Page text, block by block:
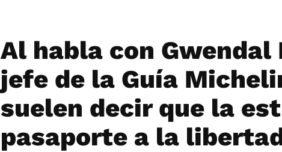
Al habla con Gwendal
jefe de la Guía
suelen decir que la
pasaporte a la